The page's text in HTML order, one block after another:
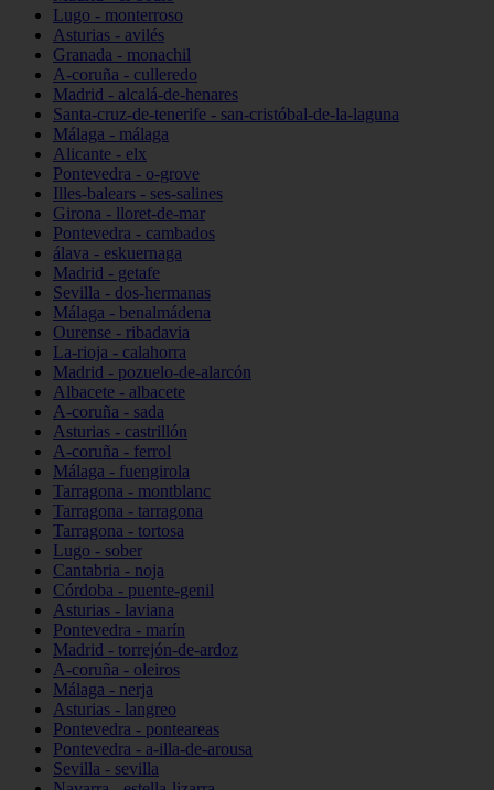
Lugo - monterroso
Asturias - avilés
Granada - monachil
A-coruña - culleredo
Madrid - alcalá-de-henares
Santa-cruz-de-tenerife - san-cristóbal-de-la-laguna
Málaga - málaga
Alicante - elx
Pontevedra - o-grove
Illes-balears - ses-salines
Girona - lloret-de-mar
Pontevedra - cambados
álava - eskuernaga
Madrid - getafe
Sevilla - dos-hermanas
Málaga - benalmádena
Ourense - ribadavia
La-rioja - calahorra
Madrid - pozuelo-de-alarcón
Albacete - albacete
A-coruña - sada
Asturias - castrillón
A-coruña - ferrol
Málaga - fuengirola
Tarragona - montblanc
Tarragona - tarragona
Tarragona - tortosa
Lugo - sober
Cantabria - noja
Córdoba - puente-genil
Asturias - laviana
Pontevedra - marín
Madrid - torrejón-de-ardoz
A-coruña - oleiros
Málaga - nerja
Asturias - langreo
Pontevedra - ponteareas
Pontevedra - a-illa-de-arousa
Sevilla - sevilla